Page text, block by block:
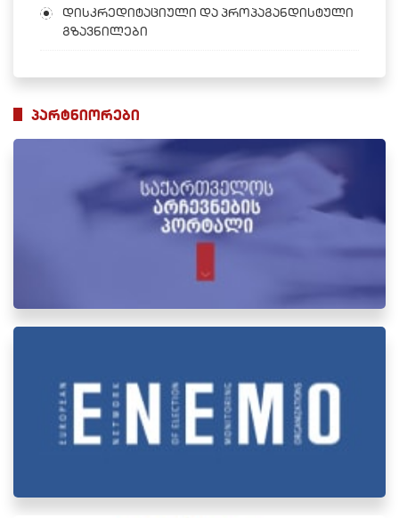
დისკრედიტაციული და პროპაგანდისტული
გზავნილები
პარტნიორები